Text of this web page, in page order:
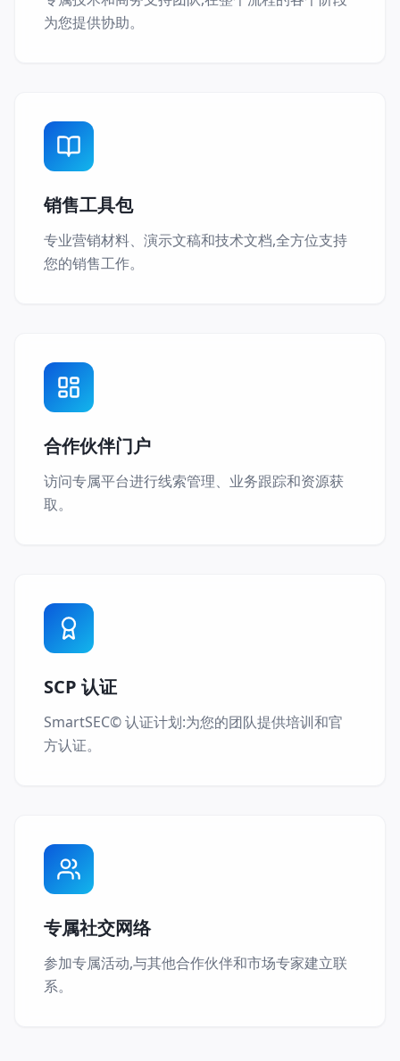
为您提供协助。
销售工具包
专业营销材料、演示文稿和技术文档,全方位支持
您的销售工作。
合作伙伴门户
访问专属平台进行线索管理、业务跟踪和资源获
取。
SCP 认证
SmartSEC© 认证计划:为您的团队提供培训和官
方认证。
专属社交网络
参加专属活动,与其他合作伙伴和市场专家建立联
系。